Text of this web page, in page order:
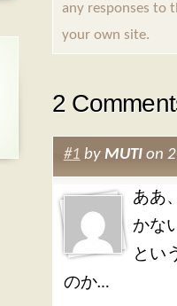
any responses to
your own site.
2
#1 by MUTIon
ああ
かな
とい
のか…